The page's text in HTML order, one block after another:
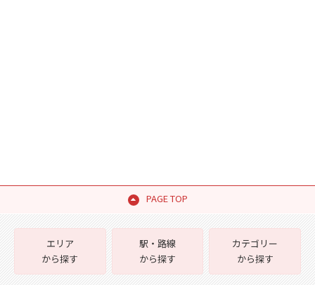
PAGE TOP
エリア
から探す
駅・路線
から探す
カテゴリー
から探す